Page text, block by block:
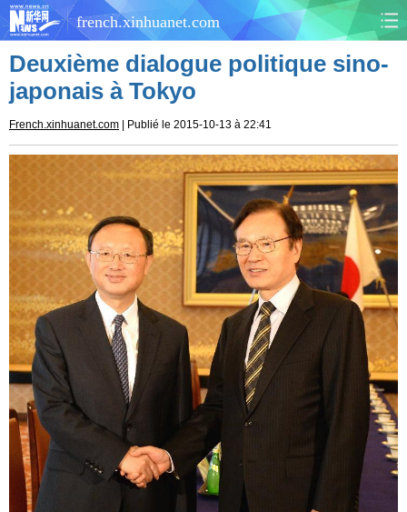
french.xinhuanet.com
CHINE MONDE
CULTURE SOCIÉTÉ
SANTÉ SPORTS
SCI&TECH PLANÈTE
TOURISME DOCUMENTS
DOSSIERS PHOTOS
VIDÉOS
Deuxième dialogue politique sino-
japonais à Tokyo
French.xinhuanet.com | Publié le 2015-10-13 à 22:41